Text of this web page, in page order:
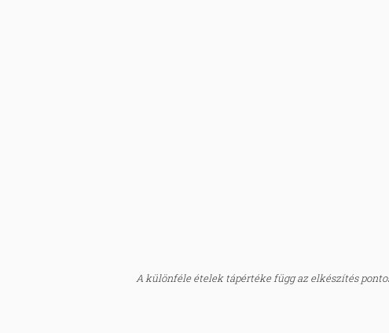
A különféle ételek tápértéke függ az elkészítés